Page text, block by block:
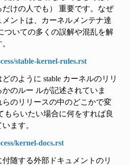
けの人でも） 重要です。なぜ
メントは、カーネルメンテナ達
ついての多くの誤解や混乱を解
stable-kernel-rules.rst
のように stable カーネルのリリ
のルー ルが記述されていま
のリリースの中のどこかで変
もらいたい場合に何をすれば良
ます。
kernel-docs.rst
随する外部ドキュメントのリ